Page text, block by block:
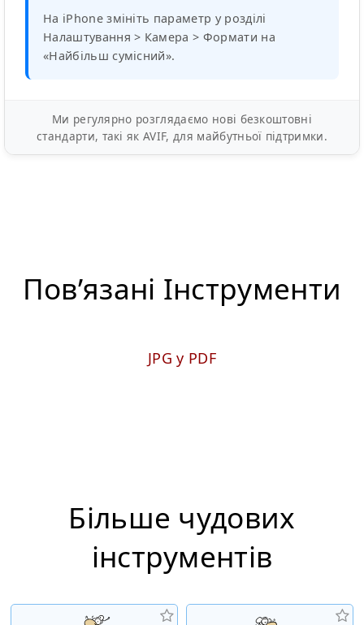
На iPhone змініть параметр у розділі
Налаштування > Камера > Формати на
«Найбільш сумісний».
Ми регулярно розглядаємо нові безкоштовні
стандарти, такі як AVIF, для майбутньої підтримки.
Пов’язані Iнструменти
JPG у PDF
Більше чудових
інструментiв